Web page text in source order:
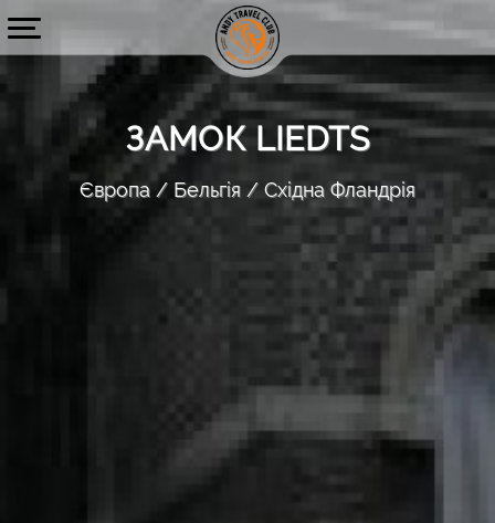
ЗАМОК LIEDTS
Європа Бельгія Східна Фландрія